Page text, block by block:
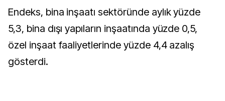
Endeks, bina inşaatı sektöründe aylık yüzde
5,3, bina dışı yapıların inşaatında yüzde 0,5,
özel inşaat faaliyetlerinde yüzde 4,4 azalış
gösterdi.